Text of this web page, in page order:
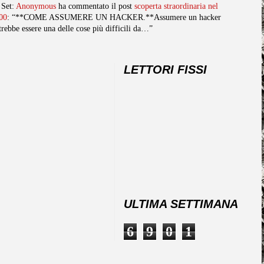
Anonymous ha commentato il post scoperta straordinaria nel
: “**COME ASSUMERE UN HACKER.**Assumere un hacker
essere una delle cose più difficili da…”
LETTORI FISSI
ULTIMA SETTIMANA
6 9 0 1